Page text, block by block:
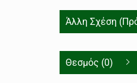
Άλλη Σχέση
Θεσμός (0)